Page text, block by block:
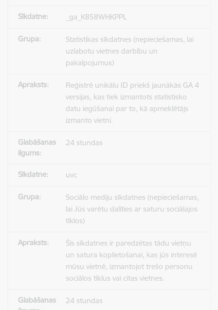
_ga_K858WHKPPL
Statistikas sīkdatnes (nepieciešamas, lai
uzlabotu vietnes darbību un
pakalpojumus)
Reģistrē unikālu ID priekš jaunākās GA 4
versijas, kas tiek izmantots statistisko
datu iegūšanai par to, kā apmeklētājs
izmanto vietni.
24 stundas
uvc
Sociālo mediju sīkdatnes (nepieciešamas,
lai Jūs varētu dalīties ar saturu sociālajos
tīklos)
Šīs sīkdatnes ir paredzētas tādu vietņu
un satura koplietošanai, kas jūs interesē
mūsu vietnē, izmantojot trešo personu
sociālos tīklus vai citas vietnes.
24 stundas